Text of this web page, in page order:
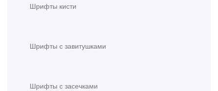
Шрифты кисти
Шрифты с завитушками
Шрифты с засечками